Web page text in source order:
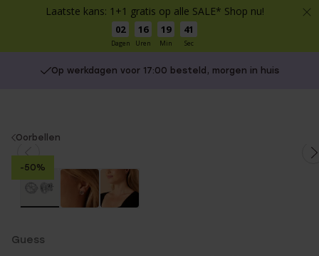
Laatste kans: 1+1 gratis op alle SALE* Shop nu!
02
Dagen
16
Uren
19
Min
41
Sec
Op werkdagen voor 17:00 besteld, morgen in huis
You
are
here:
Oorbellen
-50%
Guess